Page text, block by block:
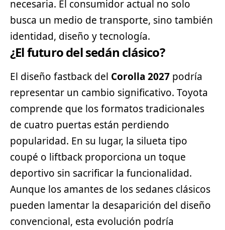
necesaria. El consumidor actual no solo
busca un medio de transporte, sino también
identidad, diseño y tecnología.
¿El futuro del sedán clásico?
El diseño fastback del Corolla 2027 podría
representar un cambio significativo. Toyota
comprende que los formatos tradicionales
de cuatro puertas están perdiendo
popularidad. En su lugar, la silueta tipo
coupé o liftback proporciona un toque
deportivo sin sacrificar la funcionalidad.
Aunque los amantes de los sedanes clásicos
pueden lamentar la desaparición del diseño
convencional, esta evolución podría